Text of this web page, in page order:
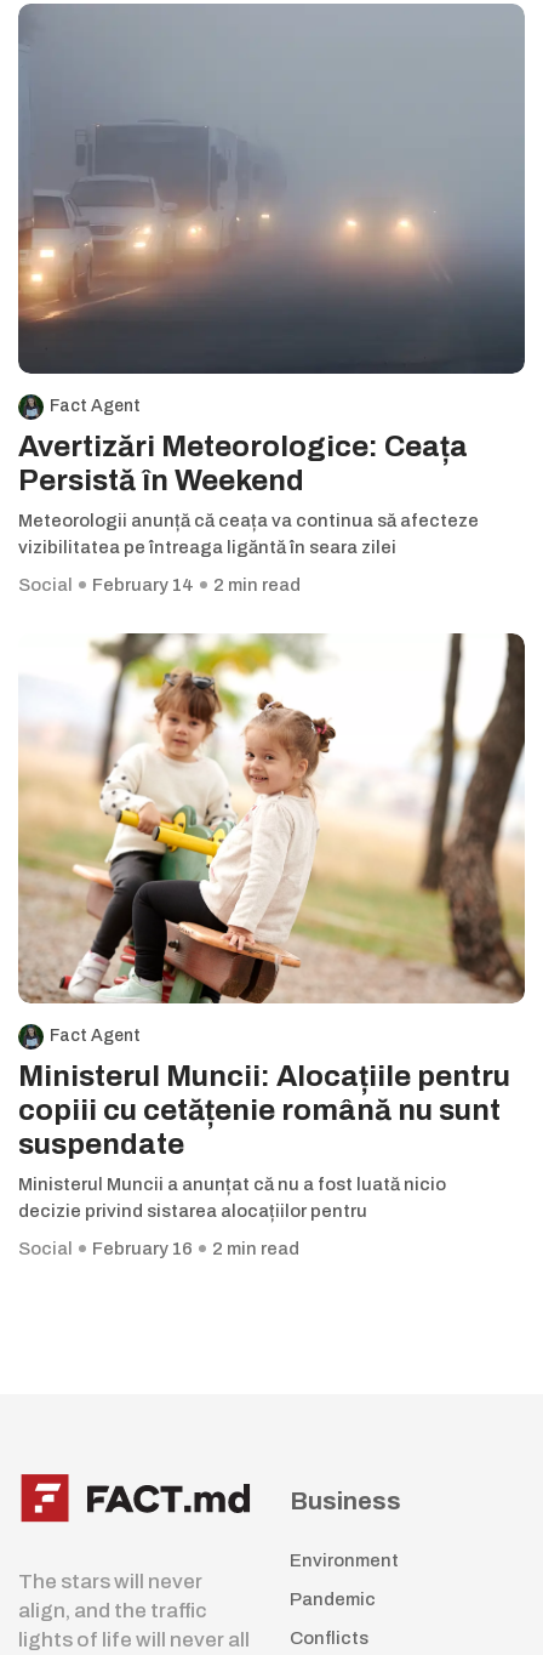
Fact Agent
Avertizări Meteorologice: Ceața
Persistă în Weekend
Meteorologii anunță că ceața va continua să afecteze
vizibilitatea pe întreaga ligăntă în seara zilei
Social
February 14 2 min read
Fact Agent
Ministerul Muncii: Alocațiile pentru
copiii cu cetățenie română nu sunt
suspendate
Ministerul Muncii a anunțat că nu a fost luată nicio
decizie privind sistarea alocațiilor pentru
Social
February 16 2 min read
The stars will never
align, and the traffic
lights of life will never all
Business
Environment
Pandemic
Conflicts